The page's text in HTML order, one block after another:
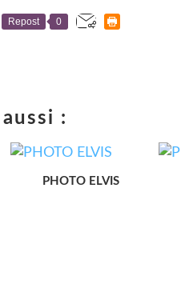
Repost 0
:
PHOTO ELVIS